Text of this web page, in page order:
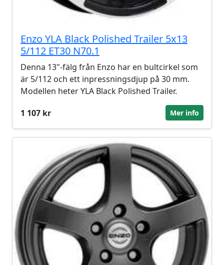
Enzo YLA Black Polished Trailer 5x13
5/112 ET30 N70.1
Denna 13"-fälg från Enzo har en bultcirkel som
är 5/112 och ett inpressningsdjup på 30 mm.
Modellen heter YLA Black Polished Trailer.
1 107 kr
Mer info